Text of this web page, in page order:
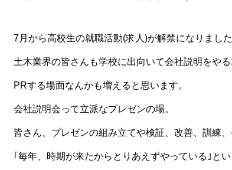
7月から高校生の就職活動(求人)が解禁になりました
土木業界の皆さんも学校に出向いて会社説明をや
PRする場面なんかも増えると思います。
会社説明会って立派なプレゼンの場。
皆さん、プレゼンの組み立てや検証、改善、訓練
｢毎年、時期が来たからとりあえずやっている｣と